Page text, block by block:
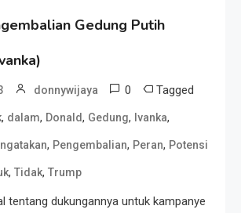
Gedung Putih
donnywijaya 0 Tagged
, dalam, Donald, Gedung, Ivanka,
, Pengembalian, Peran, Potensi
, Tidak, Trump
tentang dukungannya untuk kampanye